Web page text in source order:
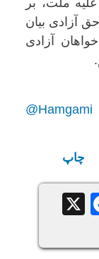
ملت، بر
بیان
آزادی
@Hamgami
چاپ
X